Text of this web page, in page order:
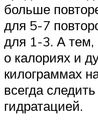
больше
для 5-7
для 1-3. А тем,
о калориях и
килограммах
всегда
гидратацией.